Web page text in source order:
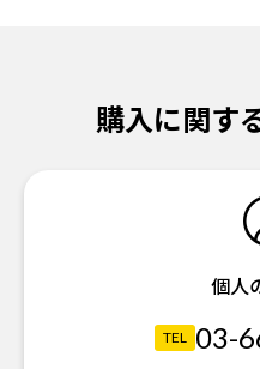
購入に関す
個人
TEL 03-